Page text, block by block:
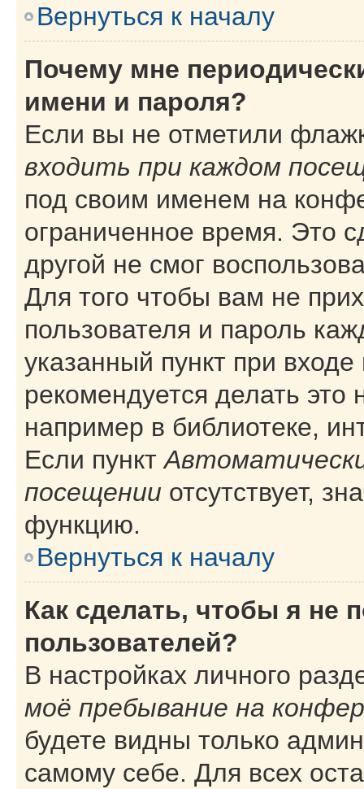
Вернуться к началу
Почему мне
имени и пароля?
Если вы не отметили
входить при каждом
под своим именем на
ограниченное время. Это
другой не смог
Для того чтобы вам не
пользователя и пароль
указанный пункт при
рекомендуется делать
например в библиотеке,
Если пункт
посещении отсутствует,
функцию.
Вернуться к началу
Как сделать, чтобы я не
пользователей?
В настройках личного
моё пребывание на
будете видны только
самому себе. Для всех